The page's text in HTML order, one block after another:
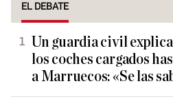
EL DEBATE
Un guardia civil
los coches cargados
a Marruecos: «Se las